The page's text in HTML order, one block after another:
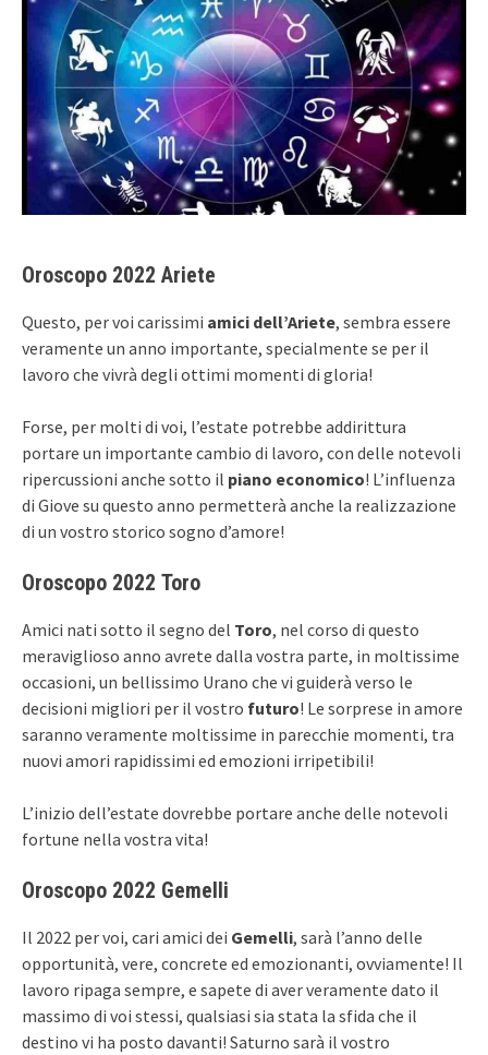
Oroscopo 2022 Ariete
Questo, per voi carissimi amici dell’Ariete, sembra essere
veramente un anno importante, specialmente se per il
lavoro che vivrà degli ottimi momenti di gloria!
Forse, per molti di voi, l’estate potrebbe addirittura
portare un importante cambio di lavoro, con delle notevoli
ripercussioni anche sotto il piano economico! L’influenza
di Giove su questo anno permetterà anche la realizzazione
di un vostro storico sogno d’amore!
Oroscopo 2022 Toro
Amici nati sotto il segno del Toro, nel corso di questo
meraviglioso anno avrete dalla vostra parte, in moltissime
occasioni, un bellissimo Urano che vi guiderà verso le
decisioni migliori per il vostro futuro! Le sorprese in amore
saranno veramente moltissime in parecchie momenti, tra
nuovi amori rapidissimi ed emozioni irripetibili!
L’inizio dell’estate dovrebbe portare anche delle notevoli
fortune nella vostra vita!
Oroscopo 2022 Gemelli
Il 2022 per voi, cari amici dei Gemelli, sarà l’anno delle
opportunità, vere, concrete ed emozionanti, ovviamente! Il
lavoro ripaga sempre, e sapete di aver veramente dato il
massimo di voi stessi, qualsiasi sia stata la sfida che il
destino vi ha posto davanti! Saturno sarà il vostro